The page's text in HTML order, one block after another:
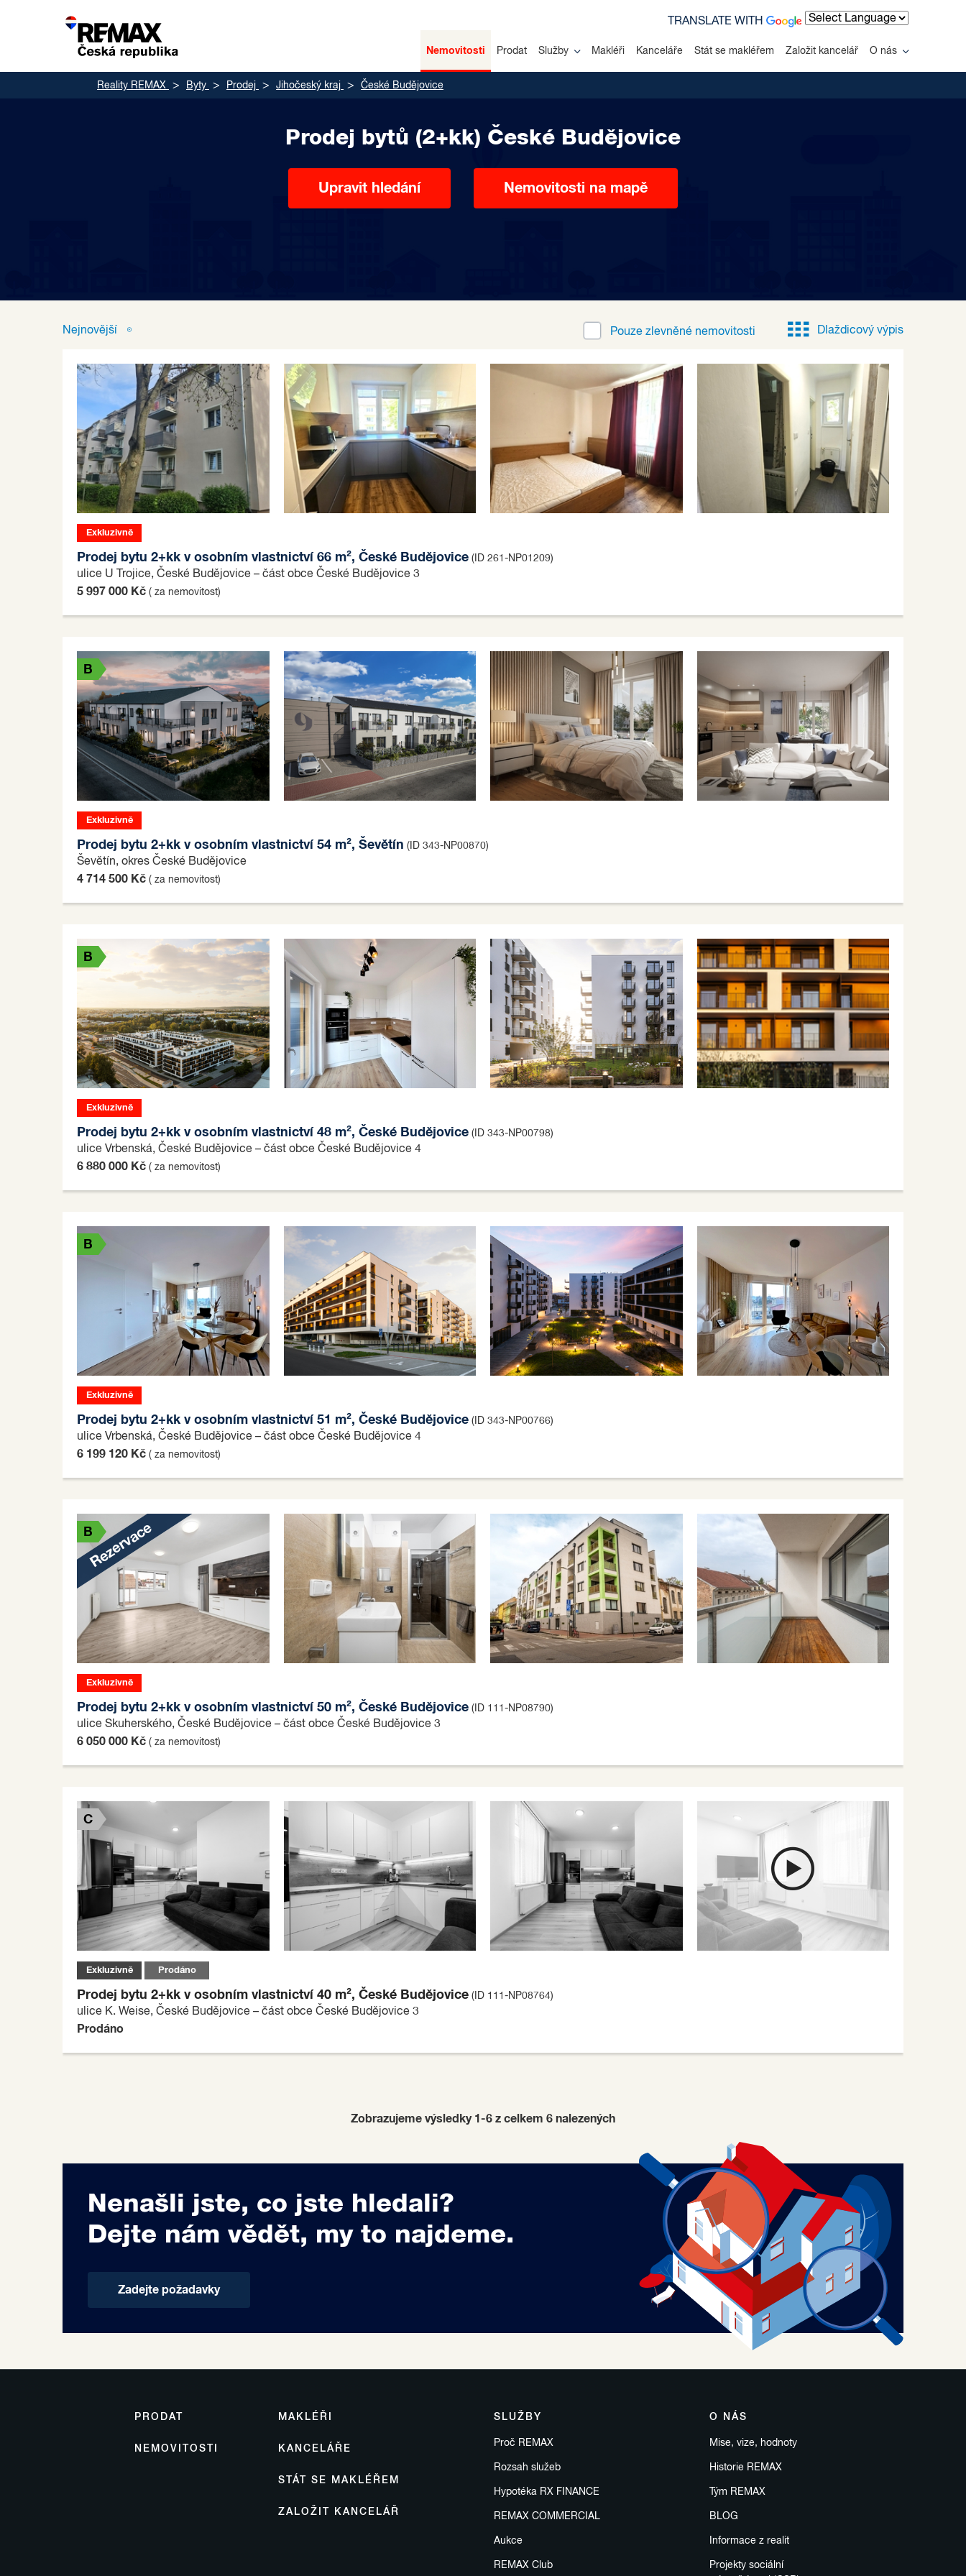
Nemovitosti Prodat Služby Makléři Kanceláře Stát se makléřem Založit kancelář O nás
TRANSLATE WITH
Reality REMAX Byty Prodej Jihočeský kraj České Budějovice
Prodej bytů (2+kk) České Budějovice
Upravit hledání Nemovitosti na mapě
Nejnovější Pouze zlevněné nemovitosti Dlaždicový výpis
Exkluzivně
Prodej bytu 2+kk v osobním vlastnictví 66 m², České Budějovice (ID 261-NP01209)
ulice U Trojice, České Budějovice – část obce České Budějovice 3
5 997 000 Kč ( za nemovitost)
B
B
Exkluzivně
Prodej bytu 2+kk v osobním vlastnictví 54 m², Ševětín (ID 343-NP00870)
Ševětín, okres České Budějovice
4 714 500 Kč ( za nemovitost)
B
B
Exkluzivně
Prodej bytu 2+kk v osobním vlastnictví 48 m², České Budějovice (ID 343-NP00798)
ulice Vrbenská, České Budějovice – část obce České Budějovice 4
6 880 000 Kč ( za nemovitost)
B
B
Exkluzivně
Prodej bytu 2+kk v osobním vlastnictví 51 m², České Budějovice (ID 343-NP00766)
ulice Vrbenská, České Budějovice – část obce České Budějovice 4
6 199 120 Kč ( za nemovitost)
BRezervace
BRezervace
Exkluzivně
Prodej bytu 2+kk v osobním vlastnictví 50 m², České Budějovice (ID 111-NP08790)
ulice Skuherského, České Budějovice – část obce České Budějovice 3
6 050 000 Kč ( za nemovitost)
C
C
Exkluzivně Prodáno
Prodej bytu 2+kk v osobním vlastnictví 40 m², České Budějovice (ID 111-NP08764)
ulice K. Weise, České Budějovice – část obce České Budějovice 3
Prodáno
Zobrazujeme výsledky 1-6 z celkem 6 nalezených
Nenašli jste, co jste hledali?
Dejte nám vědět, my to najdeme.
Zadejte požadavky
PRODAT
NEMOVITOSTI
SLUŽBY
Proč REMAX
Rozsah služeb
Hypotéka RX FINANCE
REMAX COMMERCIAL
Aukce
REMAX Club
MAKLÉŘI
KANCELÁŘE
STÁT SE MAKLÉŘEM
ZALOŽIT KANCELÁŘ
O NÁS
Mise, vize, hodnoty
Historie REMAX
Tým REMAX
BLOG
Informace z realit
Projekty sociální